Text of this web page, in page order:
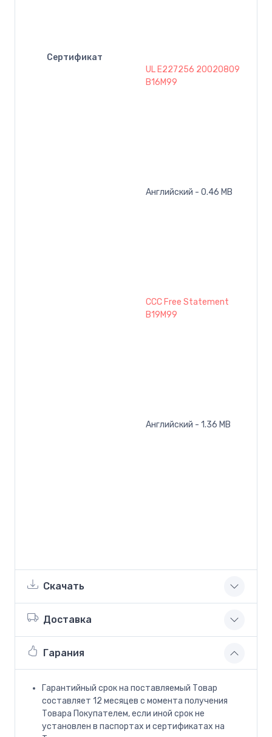
Сертификат
UL E227256 20020809
B16M99
Английский - 0.46 MB
CCC Free Statement
B19M99
Английский - 1.36 MB
Скачать
Доставка
Гарания
Гарантийный срок на поставляемый Товар
составляет 12 месяцев с момента получения
Товара Покупателем, если иной срок не
установлен в паспортах и сертификатах на